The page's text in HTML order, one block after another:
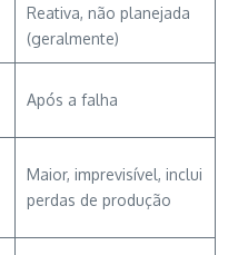
Reativa, não planejada
(geralmente)
Após a falha
Maior, imprevisível, inclui
perdas de produção